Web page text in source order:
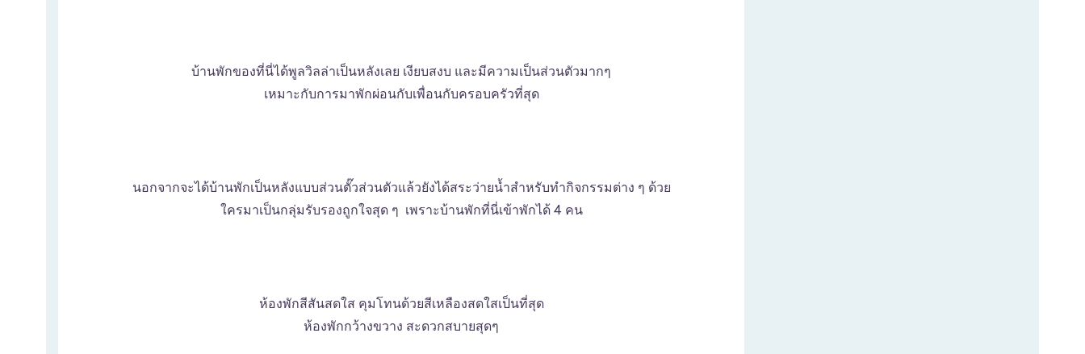
บ้านพักของที่นี่ได้พูลวิลล่าเป็นหลังเลย เงียบสงบ และมีความเป็นส่วนตัวมากๆ
เหมาะกับการมาพักผ่อนกับเพื่อนกับครอบครัวที่สุด
นอกจากจะได้บ้านพักเป็นหลังแบบส่วนตั๊วส่วนตัวแล้วยังได้สระว่ายน้ำสำหรับทำกิจกรรมต่าง ๆ ด้วย
ใครมาเป็นกลุ่มรับรองถูกใจสุด ๆ เพราะบ้านพักที่นี่เข้าพักได้ 4 คน
ห้องพักสีสันสดใส คุมโทนด้วยสีเหลืองสดใสเป็นที่สุด
ห้องพักกว้างขวาง สะดวกสบายสุดๆ